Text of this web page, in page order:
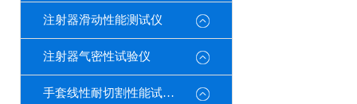
注射器滑动性能测试仪
注射器气密性试验仪
手套线性耐切割性能试验仪